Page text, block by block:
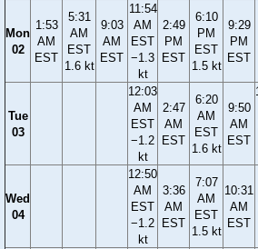
Mon
02
1:53
AM
EST
5:31
AM
EST
1.6 kt
9:03
AM
EST
11:54
AM
EST
−1.3
kt
2:49
PM
EST
6:10
PM
EST
1.5 kt
9:29
PM
EST
Tue
03
12:03
AM
EST
−1.2
kt
2:47
AM
EST
6:20
AM
EST
1.6 kt
9:50
AM
EST
Wed
04
12:50
AM
EST
−1.2
kt
3:36
AM
EST
7:07
AM
EST
1.5 kt
10:31
AM
EST